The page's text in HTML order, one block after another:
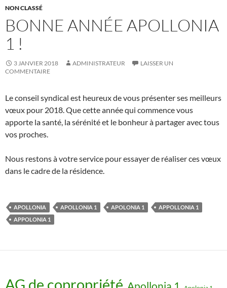
NON CLASSÉ
BONNE ANNÉE APOLLONIA
1 !
3 JANVIER 2018 ADMINISTRATEUR
LAISSER UN
COMMENTAIRE
Le conseil syndical est heureux de vous présenter ses meilleurs
vœux pour 2018. Que cette année qui commence vous
apporte la santé, la sérénité et le bonheur à partager avec tous
vos proches.
Nous restons à votre service pour essayer de réaliser ces vœux
dans le cadre de la résidence.
APOLLONIA APOLLONIA 1 APOLONIA 1
APPOLLONIA 1
APPOLONIA 1
AG de copropriété